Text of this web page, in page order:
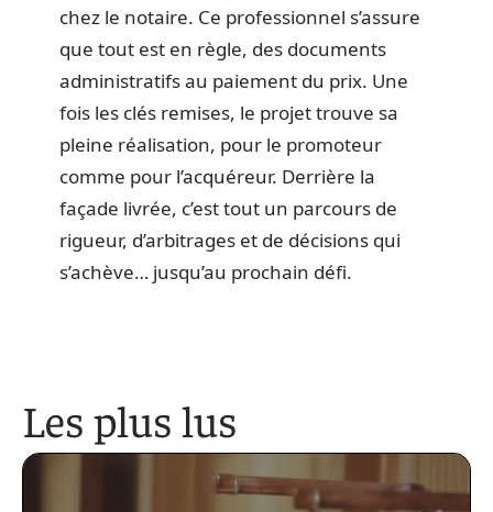
chez le notaire. Ce professionnel s’assure
que tout est en règle, des documents
administratifs au paiement du prix. Une
fois les clés remises, le projet trouve sa
pleine réalisation, pour le promoteur
comme pour l’acquéreur. Derrière la
façade livrée, c’est tout un parcours de
rigueur, d’arbitrages et de décisions qui
s’achève… jusqu’au prochain défi.
Les plus lus